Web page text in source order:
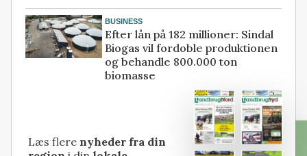
BUSINESS
Efter lån på 182 millioner: Sindal
Biogas vil fordoble produktionen
og behandle 800.000 ton
biomasse
Læs flere nyheder fra din